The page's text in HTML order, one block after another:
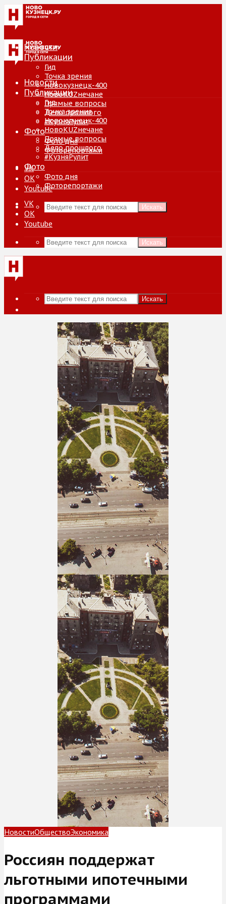
Новости
Публикации
Гид
Точка зрения
Новокузнецк-400
НовоKUZнечане
Прямые вопросы
Дело прошлого
#КузняРулит
Фото
Фото дня
Фоторепортажи
VK
ОК
Youtube
Искать
Новости
Публикации
Гид
Точка зрения
Новокузнецк-400
НовоKUZнечане
Прямые вопросы
Дело прошлого
#КузняРулит
Фото
Фото дня
Фоторепортажи
VK
ОК
Youtube
Искать
Искать
НовостиОбществоЭкономика
Россиян поддержат
льготными ипотечными
программами